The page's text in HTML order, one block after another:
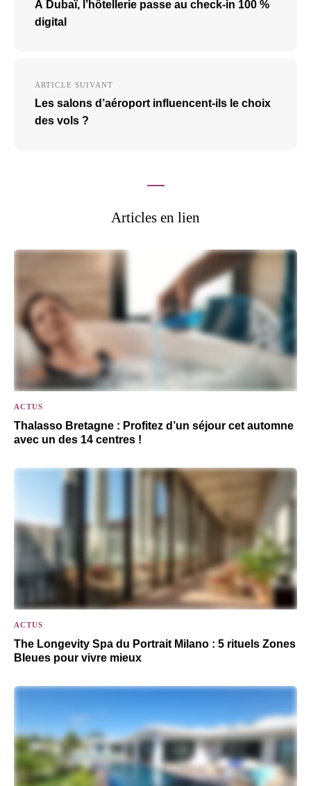
l’article
À Dubaï, l’hôtellerie passe au check-in 100 %
digital
ARTICLE SUIVANT
Les salons d’aéroport influencent-ils le choix
des vols ?
Articles en lien
ACTUS
Thalasso Bretagne : Profitez d’un séjour cet automne
avec un des 14 centres !
ACTUS
The Longevity Spa du Portrait Milano : 5 rituels Zones
Bleues pour vivre mieux